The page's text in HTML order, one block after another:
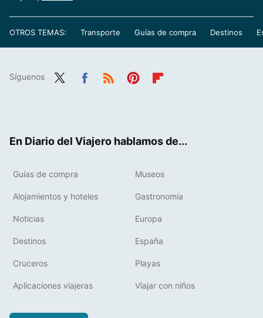
OTROS TEMAS: Transporte Guías de compra Destinos
Síguenos
En Diario del Viajero hablamos de...
Guías de compra Museos
Alojamientos y hoteles Gastronomía
Noticias Europa
Destinos España
Cruceros Playas
Aplicaciones viajeras Viajar con niños